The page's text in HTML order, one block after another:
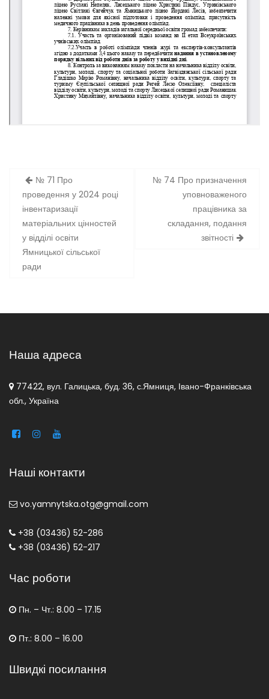
Навігація
записів
№ 71 Про
проведення у 2024 році
інвентаризації
матеріальних цінностей
у відділі освіти
Ямницької сільської
ради
№ 74 Про призначення
уповноваженого
працівника за
складання, подання
звітності
Наша адреса
77422, вул. Галицька, буд. 36, с.Ямниця, Івано-Франківська
обл., Україна
Наші контакти
vo.yamnytska.otg@gmail.com
+38 (03436) 52-286
+38 (03436) 52-217
Час роботи
Пн. – Чт.: 8.00 – 17.15
Пт.: 8.00 – 16.00
Швидкі посилання